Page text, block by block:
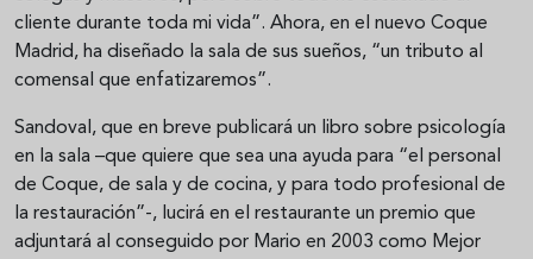
cliente durante toda mi vida”. Ahora, en el nuevo Coque
Madrid, ha diseñado la sala de sus sueños, “un tributo al
comensal que enfatizaremos”.
Sandoval, que en breve publicará un libro sobre psicología
en la sala –que quiere que sea una ayuda para “el personal
de Coque, de sala y de cocina, y para todo profesional de
la restauración”-, lucirá en el restaurante un premio que
adjuntará al conseguido por Mario en 2003 como Mejor